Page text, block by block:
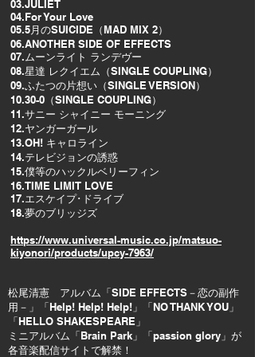
03.JULIET
04.For Your Love
05.5月のSUICIDE（MAD MIX 2）
06.ANOTHER SIDE OF EFFECTS
07.ムーンライト ランデヴー
08.星達 レクイエム（SINGLE COUPLING）
09.ふたつの片想い（SINGLE VERSION）
10.30-0（SINGLE COUPLING）
11.サニー シャイニー モーニング
12.ヤンガーガール
13.OH! キャロライン
14.テレビジョンの誘惑
15.僕等のハックルベリーフィン
16.TIME LIMIT LOVE
17.エスケイプ･ドライブ
18.夢のブリッジズ
https://www.universal-music.co.jp/matsuo-
kiyonori/products/upcy-7963/
松尾清憲 アルバム「SIDE EFFECTS－恋の副作
用－」「Help! Help! Help!」「NO THANK YOU」
「HELLO SHAKESPEARE」
ミニアルバム「Brain Park」「passion glory」が
各音楽配信サイトで解禁！